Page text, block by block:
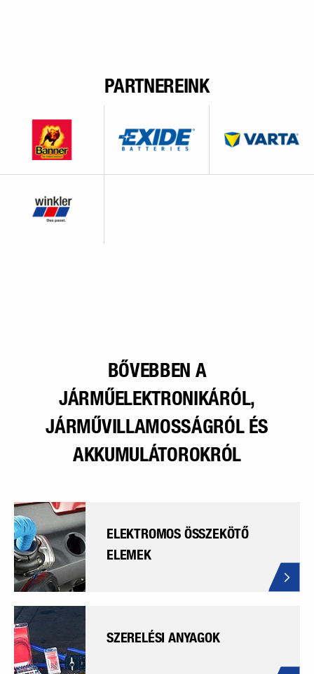
PARTNEREINK
BŐVEBBEN A
JÁRMŰELEKTRONIKÁRÓL,
JÁRMŰVILLAMOSSÁGRÓL ÉS
AKKUMULÁTOROKRÓL
ELEKTROMOS ÖSSZEKÖTŐ
ELEMEK
SZERELÉSI ANYAGOK